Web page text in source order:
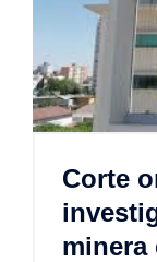
Corte
minera